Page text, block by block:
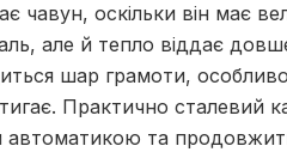
чавун, оскільки він має
але й тепло віддає
шар грамоти,
Практично сталевий
автоматикою та